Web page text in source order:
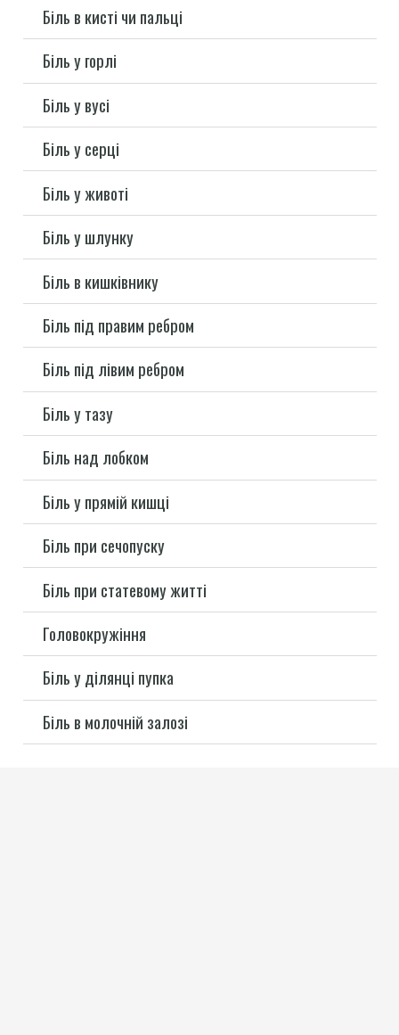
Біль в кисті чи пальці
Біль у горлі
Біль у вусі
Біль у серці
Біль у животі
Біль у шлунку
Біль в кишківнику
Біль під правим ребром
Біль під лівим ребром
Біль у тазу
Біль над лобком
Біль у прямій кишці
Біль при сечопуску
Біль при статевому житті
Головокружіння
Біль у ділянці пупка
Біль в молочній залозі